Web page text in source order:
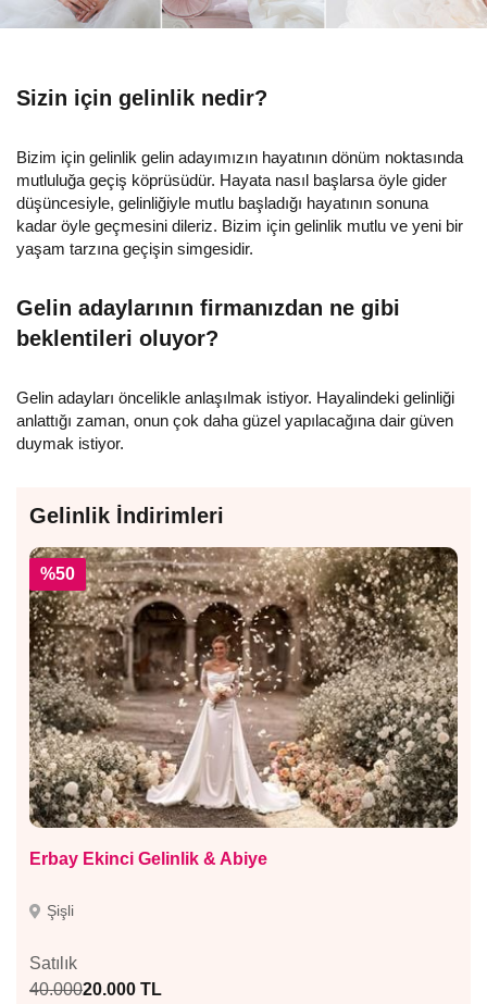
Sizin için gelinlik nedir?
Bizim için gelinlik gelin adayımızın hayatının dönüm noktasında
mutluluğa geçiş köprüsüdür. Hayata nasıl başlarsa öyle gider
düşüncesiyle, gelinliğiyle mutlu başladığı hayatının sonuna
kadar öyle geçmesini dileriz. Bizim için gelinlik mutlu ve yeni bir
yaşam tarzına geçişin simgesidir.
Gelin adaylarının firmanızdan ne gibi
beklentileri oluyor?
Gelin adayları öncelikle anlaşılmak istiyor. Hayalindeki gelinliği
anlattığı zaman, onun çok daha güzel yapılacağına dair güven
duymak istiyor.
Gelinlik İndirimleri
%50
Erbay Ekinci Gelinlik & Abiye
Şişli
Satılık
40.00020.000 TL